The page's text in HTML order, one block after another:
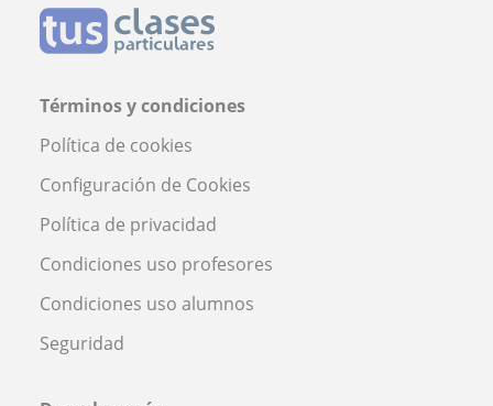
Términos y condiciones
Política de cookies
Configuración de Cookies
Política de privacidad
Condiciones uso profesores
Condiciones uso alumnos
Seguridad